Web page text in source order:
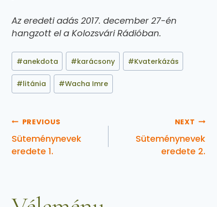
Az eredeti adás 2017. december 27-én
hangzott el a Kolozsvári Rádióban.
#anekdota #karácsony #Kvaterkázás
#litánia #Wacha Imre
PREVIOUS
Süteménynevek
eredete 1.
NEXT
Süteménynevek
eredete 2.